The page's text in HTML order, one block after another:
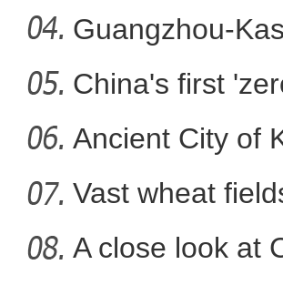
新疆沙雅：塔
Guangzhou-
China's first
Ancient City of
Vast wheat
A close look at